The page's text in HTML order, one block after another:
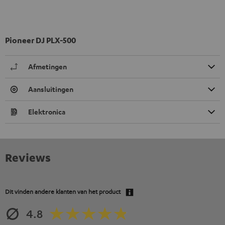
Pioneer DJ PLX-500
Afmetingen
Aansluitingen
Elektronica
Reviews
Dit vinden andere klanten van het product
4.8